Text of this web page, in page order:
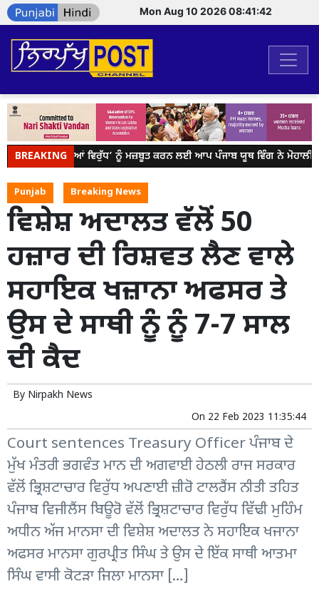
Mon Aug 10 2026 08:41:42
BREAKING
ਯੁੱਧ ਨਸ਼ਿਆਂ ਵਿਰੁੱਧ’ ਨੂੰ ਮਜ਼ਬੂਤ ਕਰਨ ਲਈ ਆਪ ਪੰਜਾਬ ਯੂਥ ਵਿੰਗ ਨੇ ਮੋਹਾਲੀ
Punjab Breaking News
ਵਿਸ਼ੇਸ਼ ਅਦਾਲਤ ਵੱਲੋਂ 50
ਹਜ਼ਾਰ ਦੀ ਰਿਸ਼ਵਤ ਲੈਣ ਵਾਲੇ
ਸਹਾਇਕ ਖਜ਼ਾਨਾ ਅਫਸਰ ਤੇ
ਉਸ ਦੇ ਸਾਥੀ ਨੂੰ ਨੂੰ 7-7 ਸਾਲ
ਦੀ ਕੈਦ
By Nirpakh News
On 22 Feb 2023 11:35:44
Court sentences Treasury Officer ਪੰਜਾਬ ਦੇ
ਮੁੱਖ ਮੰਤਰੀ ਭਗਵੰਤ ਮਾਨ ਦੀ ਅਗਵਾਈ ਹੇਠਲੀ ਰਾਜ ਸਰਕਾਰ
ਵੱਲੋਂ ਭ੍ਰਿਸ਼ਟਾਚਾਰ ਵਿਰੁੱਧ ਅਪਣਾਈ ਜ਼ੀਰੋ ਟਾਲਰੈਂਸ ਨੀਤੀ ਤਹਿਤ
ਪੰਜਾਬ ਵਿਜੀਲੈਂਸ ਬਿਊਰੋ ਵੱਲੋਂ ਭ੍ਰਿਸ਼ਟਾਚਾਰ ਵਿਰੁੱਧ ਵਿੱਢੀ ਮੁਹਿੰਮ
ਅਧੀਨ ਅੱਜ ਮਾਨਸਾ ਦੀ ਵਿਸ਼ੇਸ਼ ਅਦਾਲਤ ਨੇ ਸਹਾਇਕ ਖਜਾਨਾ
ਅਫਸਰ ਮਾਨਸਾ ਗੁਰਪ੍ਰੀਤ ਸਿੰਘ ਤੇ ਉਸ ਦੇ ਇੱਕ ਸਾਥੀ ਆਤਮਾ
ਸਿੰਘ ਵਾਸੀ ਕੋਟੜਾ ਜਿਲਾ ਮਾਨਸਾ […]